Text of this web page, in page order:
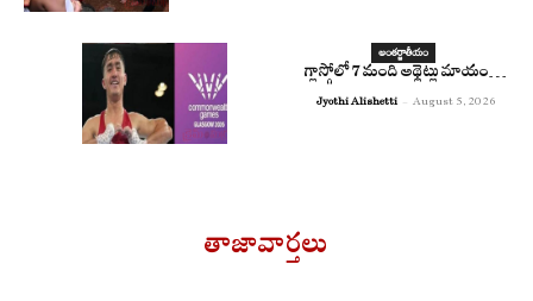
అంతర్జాతీయం
గ్లాస్గోలో 7 మంది అథ్లెట్లు మాయం…
Jyothi Alishetti - August 5, 2026
తాజావార్తలు